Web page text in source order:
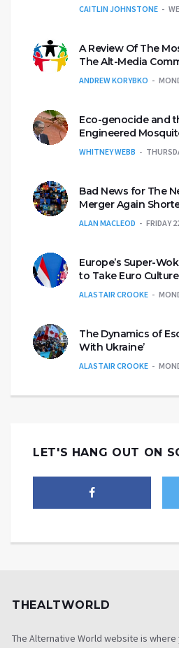
CAITLIN JOHNSTONE
A Review Of The
The Alt-Media
ANDREW KORYBKO
Eco-genocide and
Engineered
WHITNEY WEBB
Bad News for The
Merger Again
ALAN MACLEOD FRIDAY
Europe’s Super-
to Take Euro
ALASTAIR CROOKE
The Dynamics of
With Ukraine’
ALASTAIR CROOKE
LET'S HANG OUT ON
THEALTWORLD
The Alternative World website is